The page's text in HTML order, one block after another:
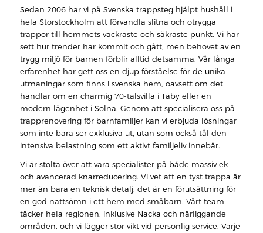
Sedan 2006 har vi på Svenska trappsteg hjälpt hushåll i
hela Storstockholm att förvandla slitna och otrygga
trappor till hemmets vackraste och säkraste punkt. Vi har
sett hur trender har kommit och gått, men behovet av en
trygg miljö för barnen förblir alltid detsamma. Vår långa
erfarenhet har gett oss en djup förståelse för de unika
utmaningar som finns i svenska hem, oavsett om det
handlar om en charmig 70-talsvilla i Täby eller en
modern lägenhet i Solna. Genom att specialisera oss på
trapprenovering för barnfamiljer kan vi erbjuda lösningar
som inte bara ser exklusiva ut, utan som också tål den
intensiva belastning som ett aktivt familjeliv innebär.
Vi är stolta över att vara specialister på både massiv ek
och avancerad knarreducering. Vi vet att en tyst trappa är
mer än bara en teknisk detalj; det är en förutsättning för
en god nattsömn i ett hem med småbarn. Vårt team
täcker hela regionen, inklusive Nacka och närliggande
områden, och vi lägger stor vikt vid personlig service. Varje